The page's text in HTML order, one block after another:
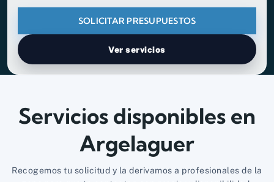
SOLICITAR PRESUPUESTOS
Ver servicios
Servicios disponibles en
Argelaguer
Recogemos tu solicitud y la derivamos a profesionales de la